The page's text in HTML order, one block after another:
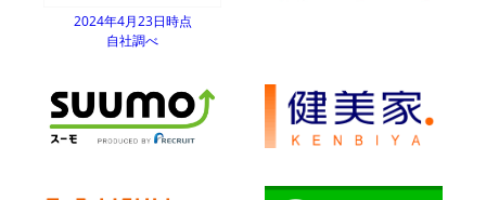
2024年4月23日時点
自社調べ